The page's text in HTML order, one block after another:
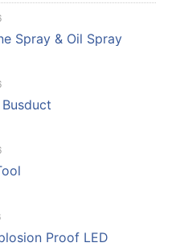
Spray & Oil Spray
Proof LED